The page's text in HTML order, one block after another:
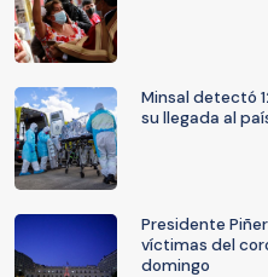
Minsal detectó
su llegada al
Presidente
víctimas del
domingo